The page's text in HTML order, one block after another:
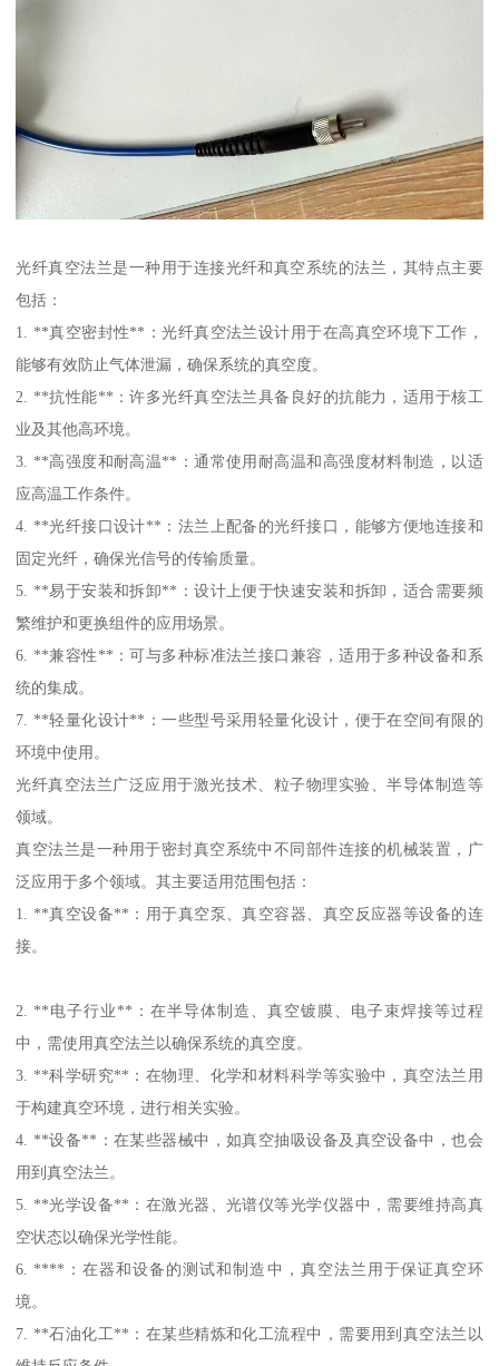
光纤真空法兰是一种用于连接光纤和真空系统的法兰，其特点主要
包括：
1. **真空密封性**：光纤真空法兰设计用于在高真空环境下工作，
能够有效防止气体泄漏，确保系统的真空度。
2. **抗性能**：许多光纤真空法兰具备良好的抗能力，适用于核工
业及其他高环境。
3. **高强度和耐高温**：通常使用耐高温和高强度材料制造，以适
应高温工作条件。
4. **光纤接口设计**：法兰上配备的光纤接口，能够方便地连接和
固定光纤，确保光信号的传输质量。
5. **易于安装和拆卸**：设计上便于快速安装和拆卸，适合需要频
繁维护和更换组件的应用场景。
6. **兼容性**：可与多种标准法兰接口兼容，适用于多种设备和系
统的集成。
7. **轻量化设计**：一些型号采用轻量化设计，便于在空间有限的
环境中使用。
光纤真空法兰广泛应用于激光技术、粒子物理实验、半导体制造等
领域。
真空法兰是一种用于密封真空系统中不同部件连接的机械装置，广
泛应用于多个领域。其主要适用范围包括：
1. **真空设备**：用于真空泵、真空容器、真空反应器等设备的连
接。
2. **电子行业**：在半导体制造、真空镀膜、电子束焊接等过程
中，需使用真空法兰以确保系统的真空度。
3. **科学研究**：在物理、化学和材料科学等实验中，真空法兰用
于构建真空环境，进行相关实验。
4. **设备**：在某些器械中，如真空抽吸设备及真空设备中，也会
用到真空法兰。
5. **光学设备**：在激光器、光谱仪等光学仪器中，需要维持高真
空状态以确保光学性能。
6. ****：在器和设备的测试和制造中，真空法兰用于保证真空环
境。
7. **石油化工**：在某些精炼和化工流程中，需要用到真空法兰以